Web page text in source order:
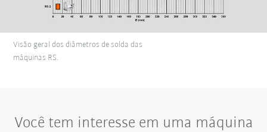
Visão geral dos diâmetros de solda das
máquinas RS.
Você tem interesse em uma máquina